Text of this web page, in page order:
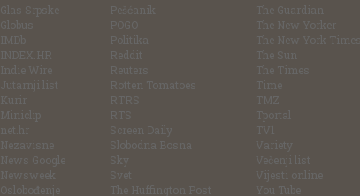
Glas Srpske
Globus
IMDb
INDEX.HR
Indie Wire
Jutarnji list
Kurir
Miniclip
net.hr
Nezavisne
News Google
Newsweek
Oslobođenje
Pešćanik
POGO
Politika
Reddit
Reuters
Rotten Tomatoes
RTRS
RTS
Screen Daily
Slobodna Bosna
Sky
Svet
The Huffington Post
The Guardian
The New Yorker
The New York Times
The Sun
The Times
Time
TMZ
Tportal
TV1
Variety
Večenji list
Vijesti online
You Tube